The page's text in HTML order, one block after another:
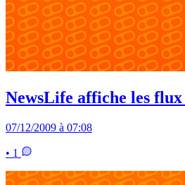
NewsLife affiche les flux
07/12/2009 à 07:08
• 1